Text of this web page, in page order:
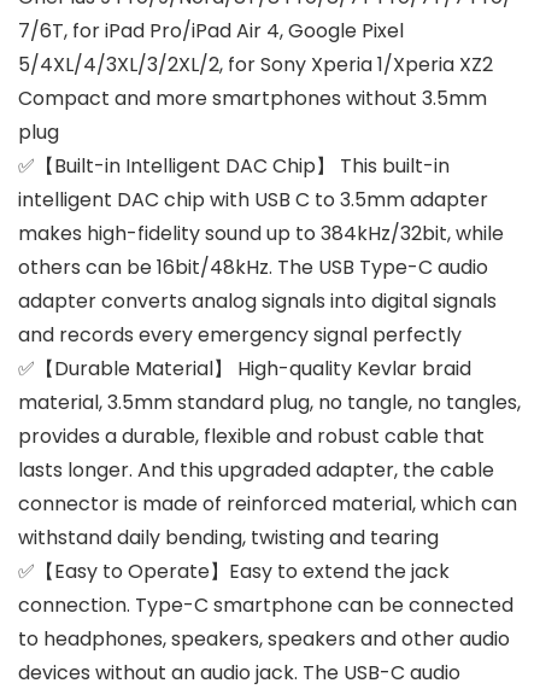
7/6T, for iPad Pro/iPad Air 4, Google Pixel
5/4XL/4/3XL/3/2XL/2, for Sony Xperia 1/Xperia XZ2
Compact and more smartphones without 3.5mm
plug
✅【Built-in Intelligent DAC Chip】 This built-in
intelligent DAC chip with USB C to 3.5mm adapter
makes high-fidelity sound up to 384kHz/32bit, while
others can be 16bit/48kHz. The USB Type-C audio
adapter converts analog signals into digital signals
and records every emergency signal perfectly
✅【Durable Material】 High-quality Kevlar braid
material, 3.5mm standard plug, no tangle, no tangles,
provides a durable, flexible and robust cable that
lasts longer. And this upgraded adapter, the cable
connector is made of reinforced material, which can
withstand daily bending, twisting and tearing
✅【Easy to Operate】Easy to extend the jack
connection. Type-C smartphone can be connected
to headphones, speakers, speakers and other audio
devices without an audio jack. The USB-C audio